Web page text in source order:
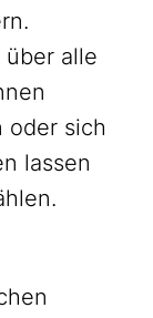
alle
oder sich
lassen